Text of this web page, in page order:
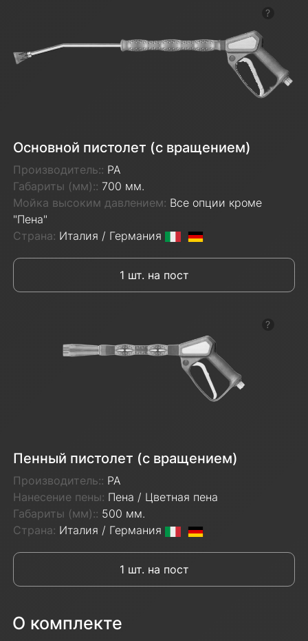
Основной пистолет (с вращением)
Производитель:: PA
Габариты (мм):: 700 мм.
Мойка высоким давлением: Все опции кроме
"Пена"
Страна: Италия / Германия
1 шт. на пост
Пенный пистолет (с вращением)
Производитель:: PA
Нанесение пены: Пена / Цветная пена
Габариты (мм):: 500 мм.
Страна: Италия / Германия
1 шт. на пост
О комплекте